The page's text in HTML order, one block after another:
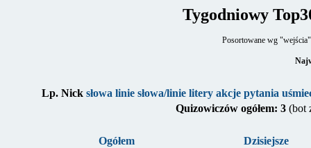
Tygodniowy
Posortowane wg
Lp. Nick słowa linie słowa/linie litery akcje pytania
Quizowiczów ogółem: 3 (bot
Ogółem
Dzisiejsze